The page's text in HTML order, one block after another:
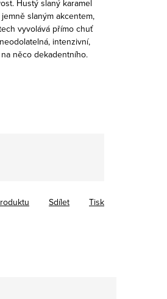
Hustý slaný karamel
slaným akcentem,
vyvolává přímo chuť
intenzivní,
něco dekadentního.
Tisk
Sdílet